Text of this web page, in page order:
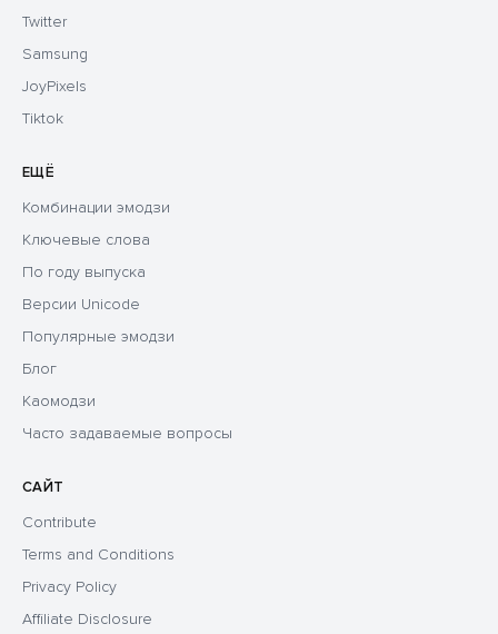
Twitter
Samsung
JoyPixels
Tiktok
ЕЩЁ
Комбинации эмодзи
Ключевые слова
По году выпуска
Версии Unicode
Популярные эмодзи
Блог
Каомодзи
Часто задаваемые вопросы
САЙТ
Contribute
Terms and Conditions
Privacy Policy
Affiliate Disclosure